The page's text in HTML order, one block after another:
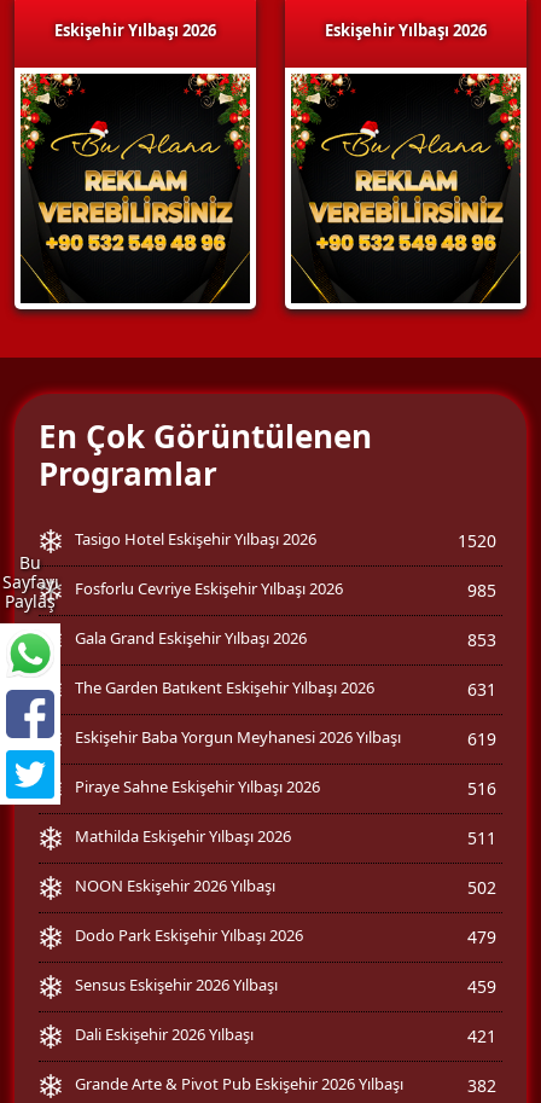
Eskişehir Yılbaşı 2026 Eskişehir Yılbaşı 2026
Bu
Sayfayı
Paylaş
En Çok Görüntülenen
Programlar
Tasigo Hotel Eskişehir Yılbaşı 2026 1520
Fosforlu Cevriye Eskişehir Yılbaşı 2026 985
Gala Grand Eskişehir Yılbaşı 2026 853
The Garden Batıkent Eskişehir Yılbaşı 2026 631
Eskişehir Baba Yorgun Meyhanesi 2026 Yılbaşı 619
Piraye Sahne Eskişehir Yılbaşı 2026 516
Mathilda Eskişehir Yılbaşı 2026 511
NOON Eskişehir 2026 Yılbaşı 502
Dodo Park Eskişehir Yılbaşı 2026 479
Sensus Eskişehir 2026 Yılbaşı 459
Dali Eskişehir 2026 Yılbaşı 421
Grande Arte & Pivot Pub Eskişehir 2026 Yılbaşı 382